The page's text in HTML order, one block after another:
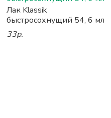
Лак Klassik
быстросохнущий 54, 6 мл
33р.